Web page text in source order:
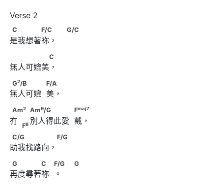
C　　　　F/C　                         G/C
C F/C G/C
是我想著祢，
C
C
無人可媲美，
G2/B　　　　            F/A
G2/B F/A
無人可媲  美，
Am2 Am
Fmaj7 F
Am2 Am9/G Fmaj7
F6
冇     別人得此愛  戴，
C/G　　　　　 F/G
C/G F/G
助我找路向，
G　　　　C　            F/G                               G
G C F/G G
再度尋著祢  。